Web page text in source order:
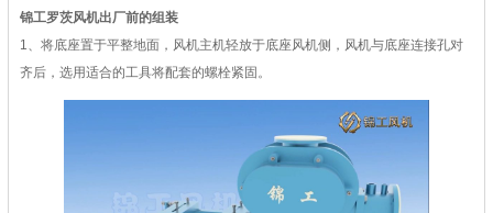
锦工罗茨风机出厂前的组装
1、将底座置于平整地面，风机主机轻放于底座风机侧，风机与底座连接孔对
齐后，选用适合的工具将配套的螺栓紧固。